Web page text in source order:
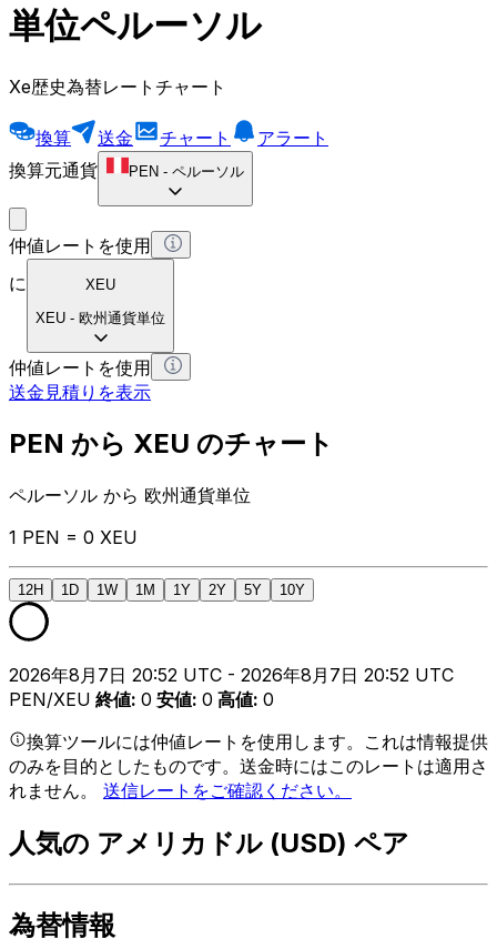
単位ペルーソル
Xe歴史為替レートチャート
換算 送金 チャート
アラート
換算元通貨
PEN - ペルーソル
仲値レートを使用
に
XEU
XEU - 欧州通貨単位
仲値レートを使用
送金見積りを表示
PEN から XEU のチャート
ペルーソル から 欧州通貨単位
1 PEN = 0 XEU
12H 1D 1W 1M 1Y 2Y 5Y 10Y
2026年8月7日 20:52 UTC - 2026年8月7日 20:52 UTC
PEN/XEU 終値: 0 安値: 0 高値: 0
換算ツールには仲値レートを使用します。これは情報提供
のみを目的としたものです。送金時にはこのレートは適用さ
れません。 送信レートをご確認ください。
人気の アメリカドル (USD) ペア
為替情報